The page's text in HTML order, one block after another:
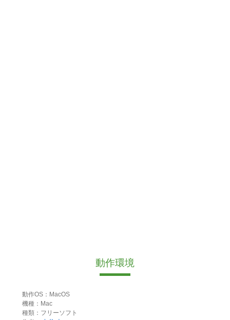
動作環境
動作OS：MacOS
機種：Mac
種類：フリーソフト